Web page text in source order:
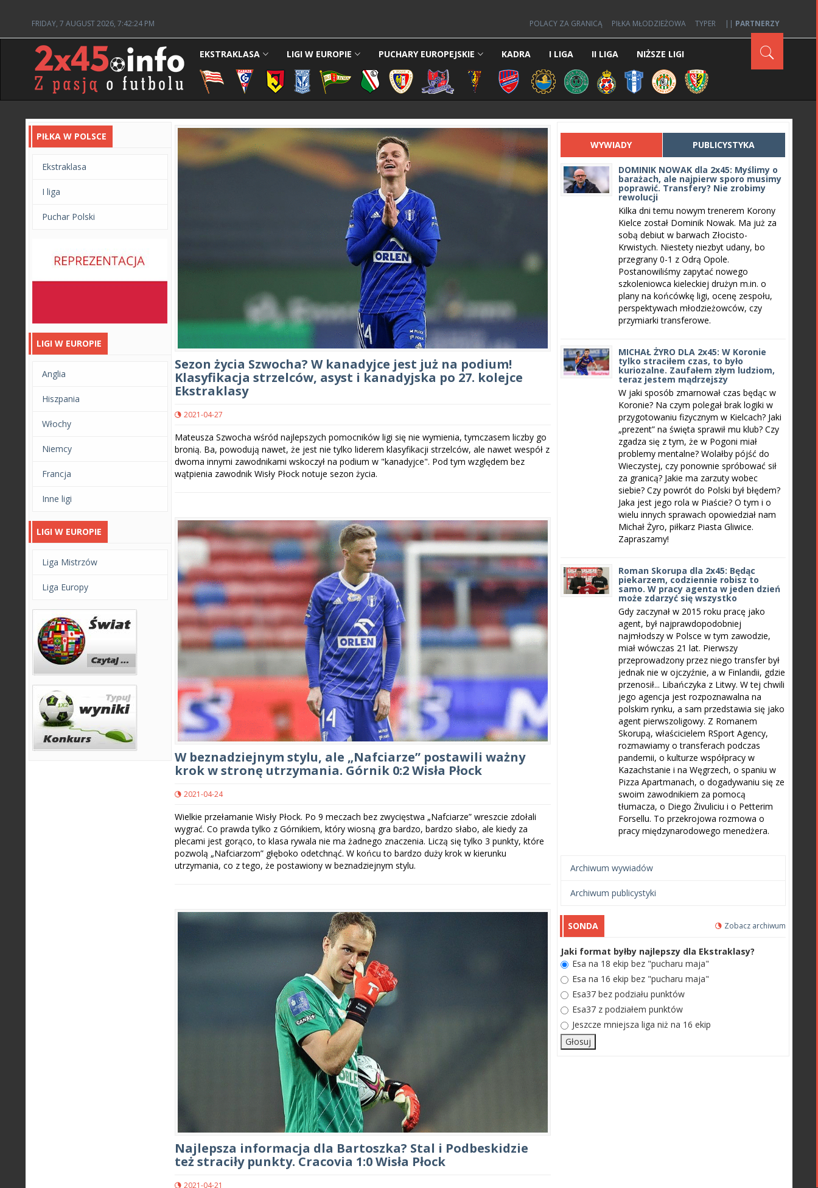
FRIDAY, 7 AUGUST 2026, 7:42:26 PM POLACY ZA GRANICĄ PIŁKA MŁODZIEŻOWA TYPER || PARTNERZY
EKSTRAKLASA LIGI W EUROPIE PUCHARY EUROPEJSKIE KADRA I LIGA II LIGA NIŻSZE LIGI
PIŁKA W POLSCE
Ekstraklasa
I liga
Puchar Polski
LIGI W EUROPIE
Anglia
Hiszpania
Włochy
Niemcy
Francja
Inne ligi
LIGI W EUROPIE
Liga Mistrzów
Liga Europy
Sezon życia Szwocha? W kanadyjce jest już na podium!
Klasyfikacja strzelców, asyst i kanadyjska po 27. kolejce
Ekstraklasy
2021-04-27
Mateusza Szwocha wśród najlepszych pomocników ligi się nie wymienia, tymczasem liczby go
bronią. Ba, powodują nawet, że jest nie tylko liderem klasyfikacji strzelców, ale nawet wespół z
dwoma innymi zawodnikami wskoczył na podium w "kanadyjce". Pod tym względem bez
wątpienia zawodnik Wisły Płock notuje sezon życia.
W beznadziejnym stylu, ale „Nafciarze” postawili ważny
krok w stronę utrzymania. Górnik 0:2 Wisła Płock
2021-04-24
Wielkie przełamanie Wisły Płock. Po 9 meczach bez zwycięstwa „Nafciarze” wreszcie zdołali
wygrać. Co prawda tylko z Górnikiem, który wiosną gra bardzo, bardzo słabo, ale kiedy za
plecami jest gorąco, to klasa rywala nie ma żadnego znaczenia. Liczą się tylko 3 punkty, które
pozwolą „Nafciarzom” głęboko odetchnąć. W końcu to bardzo duży krok w kierunku
utrzymania, co z tego, że postawiony w beznadziejnym stylu.
Najlepsza informacja dla Bartoszka? Stal i Podbeskidzie
też straciły punkty. Cracovia 1:0 Wisła Płock
2021-04-21
WYWIADY PUBLICYSTYKA
DOMINIK NOWAK dla 2x45: Myślimy o
barażach, ale najpierw sporo musimy
poprawić. Transfery? Nie zrobimy
rewolucji
Kilka dni temu nowym trenerem Korony
Kielce został Dominik Nowak. Ma już za
sobą debiut w barwach Złocisto-
Krwistych. Niestety niezbyt udany, bo
przegrany 0-1 z Odrą Opole.
Postanowiliśmy zapytać nowego
szkoleniowca kieleckiej drużyn m.in. o
plany na końcówkę ligi, ocenę zespołu,
perspektywach młodzieżowców, czy
przymiarki transferowe.
MICHAŁ ŻYRO DLA 2x45: W Koronie
tylko straciłem czas, to było
kuriozalne. Zaufałem złym ludziom,
teraz jestem mądrzejszy
W jaki sposób zmarnował czas będąc w
Koronie? Na czym polegał brak logiki w
przygotowaniu fizycznym w Kielcach? Jaki
„prezent” na święta sprawił mu klub? Czy
zgadza się z tym, że w Pogoni miał
problemy mentalne? Wolałby pójść do
Wieczystej, czy ponownie spróbować sił
za granicą? Jakie ma zarzuty wobec
siebie? Czy powrót do Polski był błędem?
Jaka jest jego rola w Piaście? O tym i o
wielu innych sprawach opowiedział nam
Michał Żyro, piłkarz Piasta Gliwice.
Zapraszamy!
Roman Skorupa dla 2x45: Będąc
piekarzem, codziennie robisz to
samo. W pracy agenta w jeden dzień
może zdarzyć się wszystko
Gdy zaczynał w 2015 roku pracę jako
agent, był najprawdopodobniej
najmłodszy w Polsce w tym zawodzie,
miał wówczas 21 lat. Pierwszy
przeprowadzony przez niego transfer był
jednak nie w ojczyźnie, a w Finlandii, gdzie
przenosił... Libańczyka z Litwy. W tej chwili
jego agencja jest rozpoznawalna na
polskim rynku, a sam przedstawia się jako
agent pierwszoligowy. Z Romanem
Skorupą, właścicielem RSport Agency,
rozmawiamy o transferach podczas
pandemii, o kulturze współpracy w
Kazachstanie i na Węgrzech, o spaniu w
Pizza Apartmanach, o dogadywaniu się ze
swoim zawodnikiem za pomocą
tłumacza, o Diego Żivuliciu i o Petterim
Forsellu. To przekrojowa rozmowa o
pracy międzynarodowego menedżera.
Archiwum wywiadów
Archiwum publicystyki
SONDA Zobacz archiwum
Jaki format byłby najlepszy dla Ekstraklasy?
Esa na 18 ekip bez "pucharu maja"
Esa na 16 ekip bez "pucharu maja"
Esa37 bez podziału punktów
Esa37 z podziałem punktów
Jeszcze mniejsza liga niż na 16 ekip